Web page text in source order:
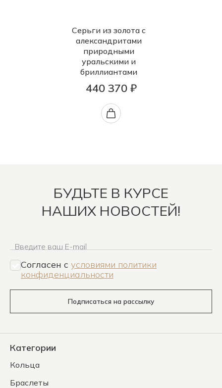
Серьги из золота с
александритами
природными
уральскими и
бриллиантами
440 370 ₽
БУДЬТЕ В КУРСЕ
НАШИХ НОВОСТЕЙ!
Введите ваш E-mail
Согласен c условиями политики
конфиденциальности
Подписаться на рассылку
Категории
Кольца
Браслеты